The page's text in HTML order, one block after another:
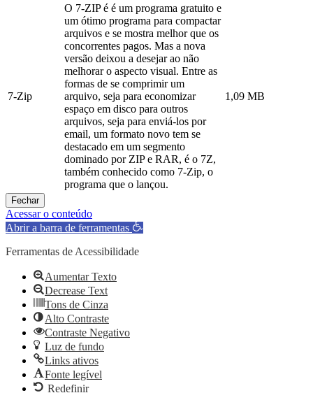
7-Zip
O 7-ZIP é é um programa gratuito e
um ótimo programa para compactar
arquivos e se mostra melhor que os
concorrentes pagos. Mas a nova
versão deixou a desejar ao não
melhorar o aspecto visual. Entre as
formas de se comprimir um
arquivo, seja para economizar
espaço em disco para outros
arquivos, seja para enviá-los por
email, um formato novo tem se
destacado em um segmento
dominado por ZIP e RAR, é o 7Z,
também conhecido como 7-Zip, o
programa que o lançou.
1,09 MB
Fechar
Acessar o conteúdo
Abrir a barra de ferramentas
Ferramentas de Acessibilidade
Aumentar Texto
Decrease Text
Tons de Cinza
Alto Contraste
Contraste Negativo
Luz de fundo
Links ativos
Fonte legível
Redefinir